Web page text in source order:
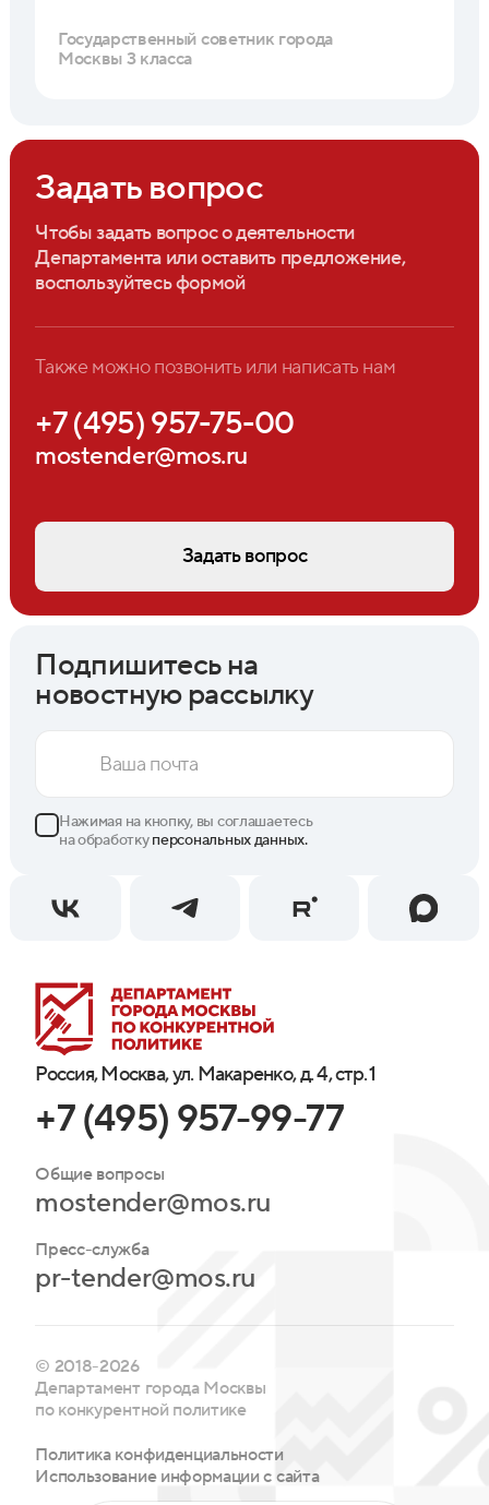
Государственный советник города
Москвы 3 класса
Задать вопрос
Чтобы задать вопрос о деятельности
Департамента или оставить предложение,
воспользуйтесь формой
Также можно позвонить или написать нам
+7 (495) 957-75-00
mostender@mos.ru
Задать вопрос
Россия, Москва, ул. Макаренко, д. 4, стр. 1
+7 (495) 957-99-77
Общие вопросы
mostender@mos.ru
Пресс-служба
pr-tender@mos.ru
Подпишитесь на
новостную рассылку
Нажимая на кнопку, вы соглашаетесь
на обработкуперсональных данных.
© 2018-2026
Департамент города Москвы
по конкурентной политике
Политика конфиденциальности
Использование информации с сайта